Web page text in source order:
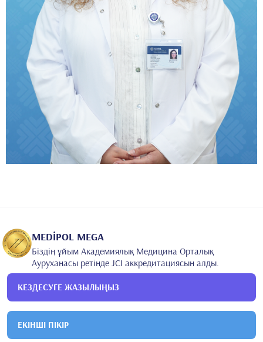
MEDİPOL MEGA
Біздің ұйым Академиялық Медицина Орталық
Ауруханасы ретінде JCI аккредитациясын алды.
КЕЗДЕСУГЕ ЖАЗЫЛЫҢЫЗ
ЕКІНШІ ПІКІР